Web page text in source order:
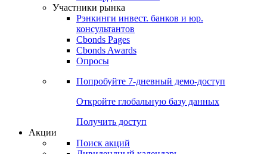
ЦФА
ESG
Сукук
Ломбардные списки
Участники рынка
Рэнкинги инвест. банков и юр.
Cbonds Pages
Опросы
Попробуйте7-дневный
Откройте глобальную базу данных